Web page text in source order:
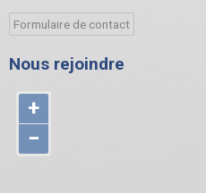
Formulaire de contact
Nous rejoindre
+
−